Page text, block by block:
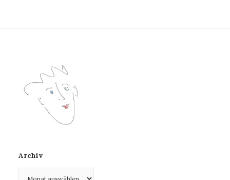
Archiv